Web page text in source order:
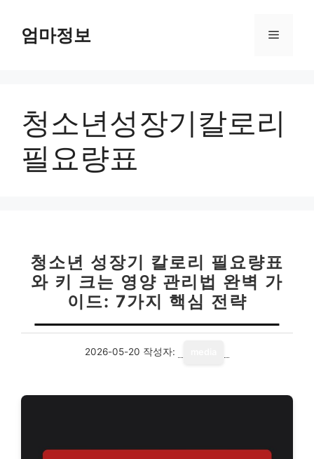
엄마정보 메
청소년성장기칼로리
필요량표
청소년 성장기 칼로리 필요량표
와 키 크는 영양 관리법 완벽 가
이드: 7가지 핵심 전략
2026-05-20 작성자: